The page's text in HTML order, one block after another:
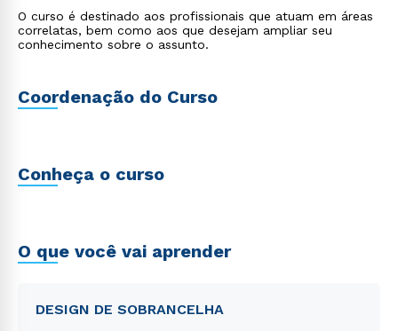
O curso é destinado aos profissionais que atuam em áreas
correlatas, bem como aos que desejam ampliar seu
conhecimento sobre o assunto.
Coordenação do Curso
Conheça o curso
O que você vai aprender
DESIGN DE SOBRANCELHA